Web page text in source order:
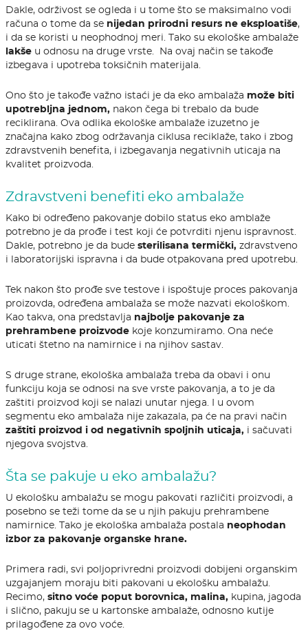
Dakle, održivost se ogleda i u tome što se maksimalno vodi
računa o tome da se nijedan prirodni resurs ne eksploatiše,
i da se koristi u neophodnoj meri. Tako su ekološke ambalaže
lakše u odnosu na druge vrste. Na ovaj način se takođe
izbegava i upotreba toksičnih materijala.
Ono što je takođe važno istaći je da eko ambalaža može biti
upotrebljna jednom, nakon čega bi trebalo da bude
reciklirana. Ova odlika ekološke ambalaže izuzetno je
značajna kako zbog održavanja ciklusa reciklaže, tako i zbog
zdravstvenih benefita, i izbegavanja negativnih uticaja na
kvalitet proizvoda.
Zdravstveni benefiti eko ambalaže
Kako bi određeno pakovanje dobilo status eko amblaže
potrebno je da prođe i test koji će potvrditi njenu ispravnost.
Dakle, potrebno je da bude sterilisana termički, zdravstveno
i laboratorijski ispravna i da bude otpakovana pred upotrebu.
Tek nakon što prođe sve testove i ispoštuje proces pakovanja
proizovda, određena ambalaža se može nazvati ekološkom.
Kao takva, ona predstavlja najbolje pakovanje za
prehrambene proizvode koje konzumiramo. Ona neće
uticati štetno na namirnice i na njihov sastav.
S druge strane, ekološka ambalaža treba da obavi i onu
funkciju koja se odnosi na sve vrste pakovanja, a to je da
zaštiti proizvod koji se nalazi unutar njega. I u ovom
segmentu eko ambalaža nije zakazala, pa će na pravi način
zaštiti proizvod i od negativnih spoljnih uticaja, i sačuvati
njegova svojstva.
Šta se pakuje u eko ambalažu?
U ekološku ambalažu se mogu pakovati različiti proizvodi, a
posebno se teži tome da se u njih pakuju prehrambene
namirnice. Tako je ekološka ambalaža postala neophodan
izbor za pakovanje organske hrane.
Primera radi, svi poljoprivredni proizvodi dobijeni organskim
uzgajanjem moraju biti pakovani u ekološku ambalažu.
Recimo, sitno voće poput borovnica, malina, kupina, jagoda
i slično, pakuju se u kartonske ambalaže, odnosno kutije
prilagođene za ovo voće.